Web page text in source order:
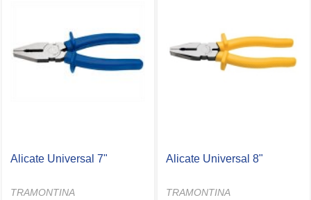
Alicate Universal 7"
TRAMONTINA
Alicate Universal 8"
TRAMONTINA